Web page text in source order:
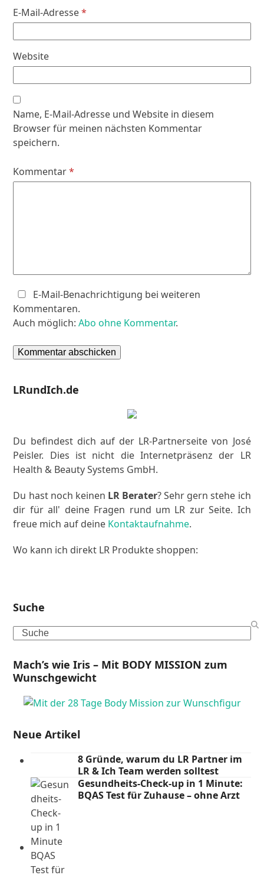
E-Mail-Adresse*
Website
Name, E-Mail-Adresse und Website in diesem
Browser für meinen nächsten Kommentar
speichern.
Kommentar*
E-Mail-Benachrichtigung bei weiteren
Kommentaren.
Auch möglich:Abo ohne Kommentar.
LRundIch.de
Du befindest dich auf der LR-Partnerseite von José
Peisler. Dies ist nicht die Internetpräsenz der LR
Health & Beauty Systems GmbH.
Du hast noch keinen LR Berater? Sehr gern stehe ich
dir für all' deine Fragen rund um LR zur Seite. Ich
freue mich auf deine Kontaktaufnahme.
Wo kann ich direkt LR Produkte shoppen:
Suche
Search
Mach’s wie Iris – Mit BODY MISSION zum
Wunschgewicht
Neue Artikel
8 Gründe, warum du LR Partner im
LR & Ich Team werden solltest
Gesundheits-Check-up in 1 Minute:
BQAS Test für Zuhause – ohne Arzt